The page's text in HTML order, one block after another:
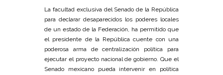
La facultad exclusiva del Senado de la República
para declarar desaparecidos los poderes locales
de un estado de la Federación, ha permitido que
el presidente de la República cuente con una
poderosa arma de centralización política para
ejecutar el proyecto nacional de gobierno. Que el
Senado mexicano pueda intervenir en política